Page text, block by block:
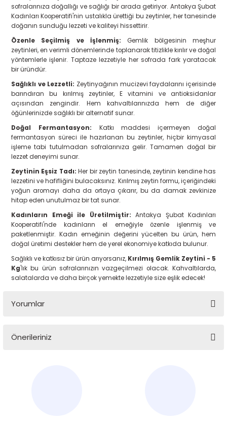
sofralarınıza doğallığı ve sağlığı bir arada getiriyor. Antakya Şubat
Kadınları Kooperatifi'nin ustalıkla ürettiği bu zeytinler, her tanesinde
doğanın sunduğu lezzeti ve kaliteyi hissettirir.
Özenle Seçilmiş ve İşlenmiş: Gemlik bölgesinin meşhur
zeytinleri, en verimli dönemlerinde toplanarak titizlikle kırılır ve doğal
yöntemlerle işlenir. Taptaze lezzetiyle her sofrada fark yaratacak
bir üründür.
Sağlıklı ve Lezzetli: Zeytinyağının mucizevi faydalarını içerisinde
barındıran bu kırılmış zeytinler, E vitamini ve antioksidanlar
açısından zengindir. Hem kahvaltılarınızda hem de diğer
öğünlerinizde sağlıklı bir alternatif sunar.
Doğal Fermantasyon: Katkı maddesi içermeyen doğal
fermantasyon süreci ile hazırlanan bu zeytinler, hiçbir kimyasal
işleme tabi tutulmadan sofralarınıza gelir. Tamamen doğal bir
lezzet deneyimi sunar.
Zeytinin Eşsiz Tadı: Her bir zeytin tanesinde, zeytinin kendine has
lezzetini ve hafifliğini bulacaksınız. Kırılmış zeytin formu, içeriğindeki
yoğun aromayı daha da ortaya çıkarır, bu da damak zevkinize
hitap eden unutulmaz bir tat sunar.
Kadınların Emeği ile Üretilmiştir: Antakya Şubat Kadınları
Kooperatifi'nde kadınların el emeğiyle özenle işlenmiş ve
paketlenmiştir. Kadın emeğinin değerini yücelten bu ürün, hem
doğal üretimi destekler hem de yerel ekonomiye katkıda bulunur.
Sağlıklı ve katkısız bir ürün arıyorsanız, Kırılmış Gemlik Zeytini - 5
Kg'lık bu ürün sofralarınızın vazgeçilmezi olacak. Kahvaltılarda,
salatalarda ve daha birçok yemekte lezzetiyle size eşlik edecek!
Yorumlar
Önerileriniz